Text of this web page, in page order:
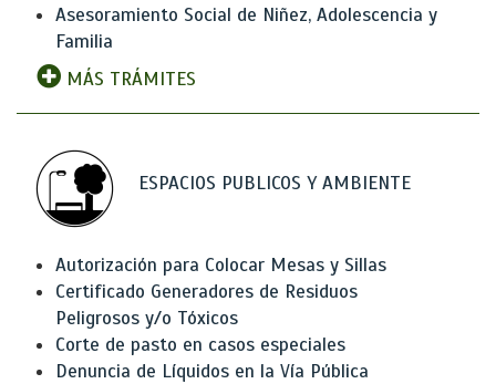
Asesoramiento Social de Niñez, Adolescencia y
Familia
MÁS TRÁMITES
ESPACIOS PUBLICOS Y AMBIENTE
Autorización para Colocar Mesas y Sillas
Certificado Generadores de Residuos
Peligrosos y/o Tóxicos
Corte de pasto en casos especiales
Denuncia de Líquidos en la Vía Pública